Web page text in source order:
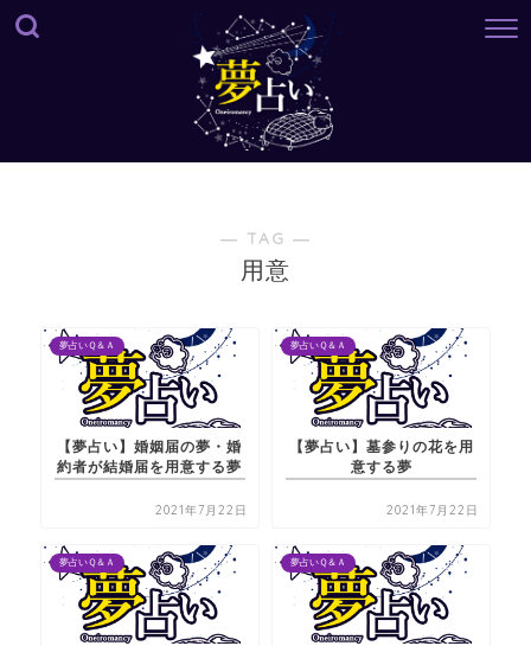
― TAG ―
用意
夢占いＱ＆Ａ
【夢占い】婚姻届の夢・婚
約者が結婚届を用意する夢
2021年7月22日
夢占いＱ＆Ａ
【夢占い】墓参りの花を用
意する夢
2021年7月22日
夢占いＱ＆Ａ 夢占いＱ＆Ａ